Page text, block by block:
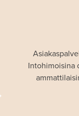
Intohimoisina